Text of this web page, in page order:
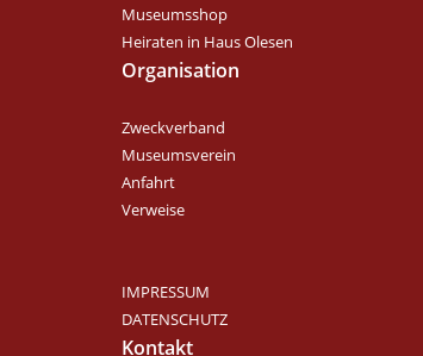
Museumsshop
Heiraten in Haus Olesen
Organisation
Zweckverband
Museumsverein
Anfahrt
Verweise
IMPRESSUM
DATENSCHUTZ
Kontakt